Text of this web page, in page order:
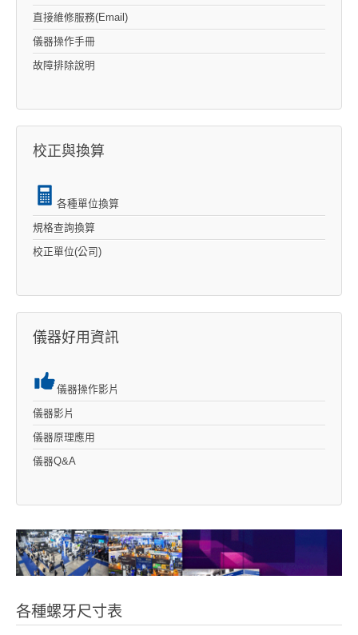
直接維修服務(Email)
儀器操作手冊
故障排除說明
校正與換算
各種單位換算
規格查詢換算
校正單位(公司)
儀器好用資訊
儀器操作影片
儀器影片
儀器原理應用
儀器Q&A
各種螺牙尺寸表